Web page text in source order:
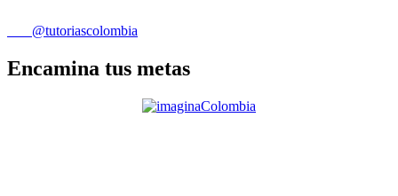
@tutoriascolombia
Encamina tus metas